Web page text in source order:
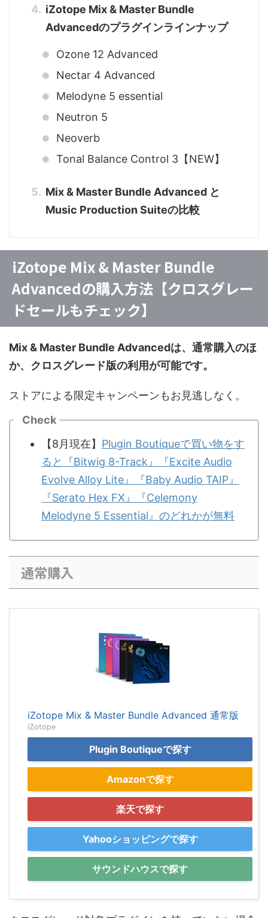
iZotope Mix & Master Bundle
Advancedのプラグインラインナップ
Ozone 12 Advanced
Nectar 4 Advanced
Melodyne 5 essential
Neutron 5
Neoverb
Tonal Balance Control 3【NEW】
Mix & Master Bundle Advanced と
Music Production Suiteの比較
iZotope Mix & Master Bundle
Advancedの購入方法【クロスグレー
ドセールもチェック】
Mix & Master Bundle Advancedは、通常購入のほ
か、クロスグレード版の利用が可能です。
ストアによる限定キャンペーンもお見逃しなく。
Check
【8月現在】 Plugin Boutiqueで買い物をす
ると『Bitwig 8-Track』『Excite Audio
Evolve Alloy Lite』『Baby Audio TAIP』
『Serato Hex FX』『Celemony
Melodyne 5 Essential』のどれかが無料
通常購入
iZotope Mix & Master Bundle Advanced 通常版
iZotope
Plugin Boutiqueで探す
Amazonで探す
楽天で探す
Yahooショッピングで探す
サウンドハウスで探す